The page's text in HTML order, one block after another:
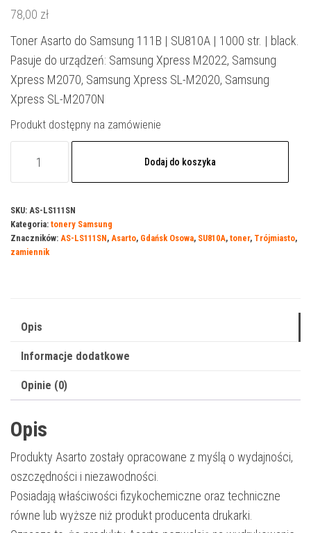
78,00 zł
Toner Asarto do Samsung 111B | SU810A | 1000 str. | black.
Pasuje do urządzeń: Samsung Xpress M2022, Samsung
Xpress M2070, Samsung Xpress SL-M2020, Samsung
Xpress SL-M2070N
Produkt dostępny na zamówienie
do
Samsung
111B
1000
black
Dodaj do koszyka
SKU: AS-LS111SN
Kategoria: tonery Samsung
Znaczników: AS-LS111SN, Asarto, Gdańsk Osowa, SU810A, toner, Trójmiasto,
zamiennik
Opis
Informacje dodatkowe
Opinie (0)
Opis
Produkty Asarto zostały opracowane z myślą o wydajności,
oszczędności i niezawodności.
Posiadają właściwości fizykochemiczne oraz techniczne
równe lub wyższe niż produkt producenta drukarki.